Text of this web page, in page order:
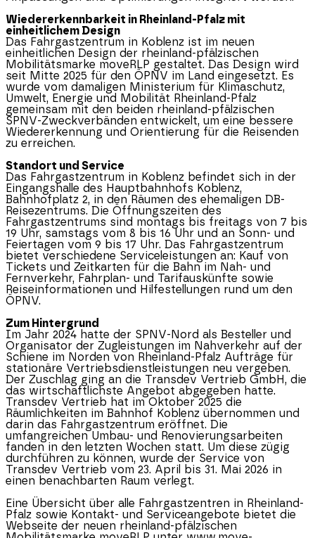
Wiedererkennbarkeit in Rheinland-Pfalz mit
einheitlichem Design
Das Fahrgastzentrum in Koblenz ist im neuen
einheitlichen Design der rheinland-pfälzischen
Mobilitätsmarke moveRLP gestaltet. Das Design wird
seit Mitte 2025 für den ÖPNV im Land eingesetzt. Es
wurde vom damaligen Ministerium für Klimaschutz,
Umwelt, Energie und Mobilität Rheinland-Pfalz
gemeinsam mit den beiden rheinland-pfälzischen
SPNV-Zweckverbänden entwickelt, um eine bessere
Wiedererkennung und Orientierung für die Reisenden
zu erreichen.
Standort und Service
Das Fahrgastzentrum in Koblenz befindet sich in der
Eingangshalle des Hauptbahnhofs Koblenz,
Bahnhofplatz 2, in den Räumen des ehemaligen DB-
Reisezentrums. Die Öffnungszeiten des
Fahrgastzentrums sind montags bis freitags von 7 bis
19 Uhr, samstags vom 8 bis 16 Uhr und an Sonn- und
Feiertagen vom 9 bis 17 Uhr. Das Fahrgastzentrum
bietet verschiedene Serviceleistungen an: Kauf von
Tickets und Zeitkarten für die Bahn im Nah- und
Fernverkehr, Fahrplan- und Tarifauskünfte sowie
Reiseinformationen und Hilfestellungen rund um den
ÖPNV.
Zum Hintergrund
Im Jahr 2024 hatte der SPNV-Nord als Besteller und
Organisator der Zugleistungen im Nahverkehr auf der
Schiene im Norden von Rheinland-Pfalz Aufträge für
stationäre Vertriebsdienstleistungen neu vergeben.
Der Zuschlag ging an die Transdev Vertrieb GmbH, die
das wirtschaftlichste Angebot abgegeben hatte.
Transdev Vertrieb hat im Oktober 2025 die
Räumlichkeiten im Bahnhof Koblenz übernommen und
darin das Fahrgastzentrum eröffnet. Die
umfangreichen Umbau- und Renovierungsarbeiten
fanden in den letzten Wochen statt. Um diese zügig
durchführen zu können, wurde der Service von
Transdev Vertrieb vom 23. April bis 31. Mai 2026 in
einen benachbarten Raum verlegt.
Eine Übersicht über alle Fahrgastzentren in Rheinland-
Pfalz sowie Kontakt- und Serviceangebote bietet die
Webseite der neuen rheinland-pfälzischen